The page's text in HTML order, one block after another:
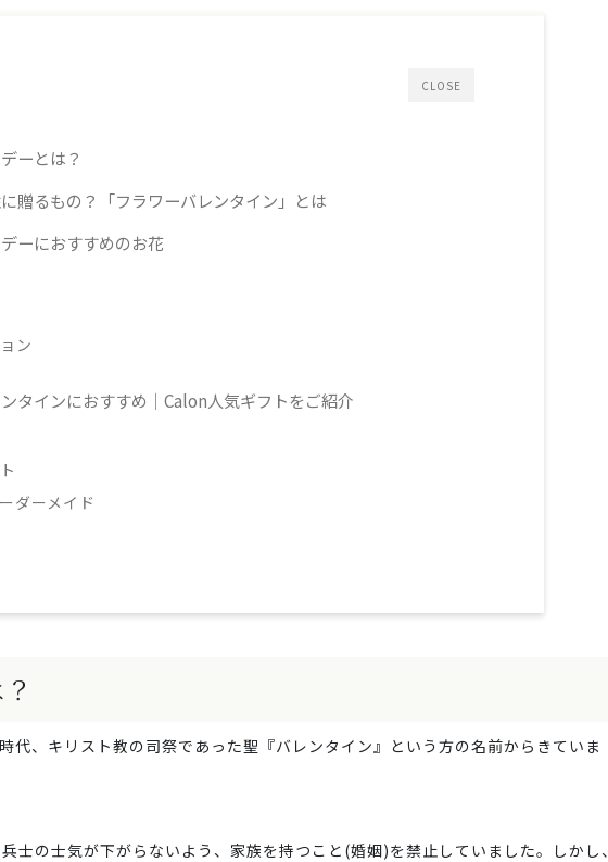
CLOSE
ーとは？
贈るもの？「フラワーバレンタイン」とは
ーにおすすめのお花
ン
タインにおすすめ｜Calon人気ギフトをご紹介
ダーメイド
代、キリスト教の司祭であった聖『バレンタイン』という方の名前からきていま
士の士気が下がらないよう、家族を持つこと(婚姻)を禁止していました。しかし、